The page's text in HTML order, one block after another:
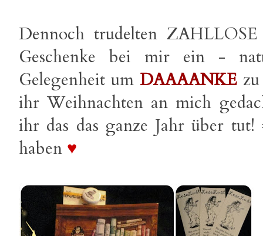
Dennoch trudelten
Geschenke bei mir ein -
Gelegenheit um DAAAANKEzu
ihr Weihnachten an mich
ihr das das ganze Jahr über
haben ♥